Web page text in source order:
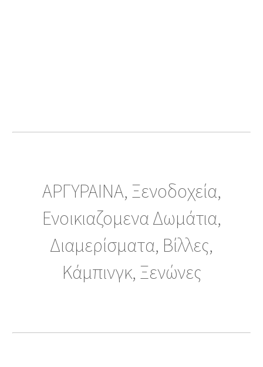
ΑΡΓΥΡΑΙΝΑ, Ξενοδοχεία,
Ενοικιαζομενα Δωμάτια,
Διαμερίσματα, Βίλλες,
Κάμπινγκ, Ξενώνες